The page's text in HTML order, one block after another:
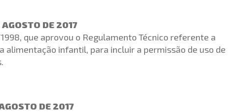
AGOSTO DE 2017
que aprovou o Regulamento Técnico referente a
alimentação infantil, para incluir a permissão de uso de
DE 2017